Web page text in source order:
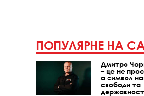
ПОПУЛЯРНЕ НА
Дмитро
– це не
а символ
свободи та